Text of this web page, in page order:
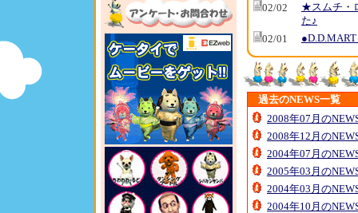
02/02
★スムチ・
た♪
02/01
過去のNEWS一覧
2008年07月の
2008年12月の
2004年07月の
2005年03月の
2004年03月の
2004年10月の